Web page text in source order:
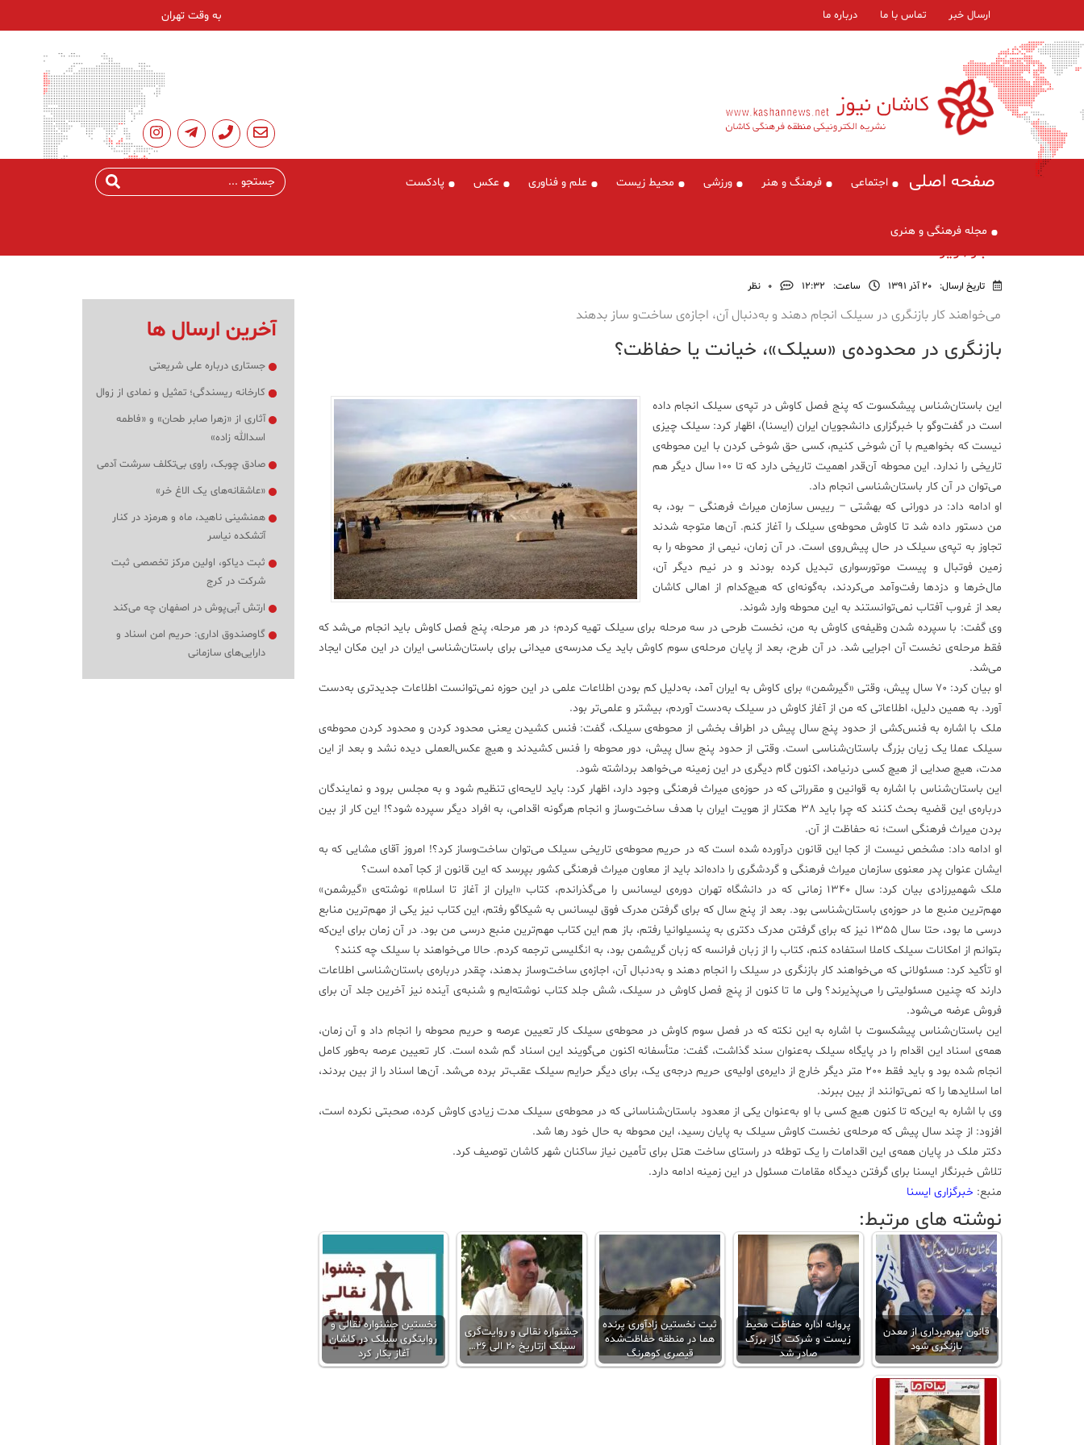
ارسال خبر تماس با ما درباره ما به وقت تهران
صفحه اصلی اجتماعی فرهنگ و هنر ورزشی محیط زیست علم و فناوری عکس پادکست
مجله فرهنگی و هنری
اخبار , ویژه
تاریخ ارسال: 20 آذر 1391 ساعت: ۱۲:۳۲ 0 نظر
می‌خواهند کار بازنگری در سیلک انجام دهند و به‌دنبال آن، اجازه‌ی ساخت‌و ساز بدهند
بازنگری در محدوده‌ی «سیلک»، خیانت یا حفاظت؟
این باستان‌شناس پیشکسوت که پنج فصل کاوش در تپه‌ی سیلک انجام داده
است در گفت‌وگو با خبرگزاری دانشجویان ایران (ایسنا)، اظهار کرد: سیلک چیزی
نیست که بخواهیم با آن شوخی کنیم، کسی حق شوخی کردن با این محوطه‌ی
تاریخی را ندارد. این محوطه آن‌قدر اهمیت تاریخی دارد که تا 100 سال دیگر هم
می‌توان در آن کار باستان‌شناسی انجام داد.
او ادامه داد: در دورانی که بهشتی – رییس سازمان میراث فرهنگی – بود، به
من دستور داده شد تا کاوش محوطه‌ی سیلک را آغاز کنم. آن‌ها متوجه شدند
تجاوز به تپه‌ی سیلک در حال پیش‌روی است. در آن زمان، نیمی از محوطه را به
زمین فوتبال و پیست موتورسواری تبدیل کرده بودند و در نیم دیگر آن،
مال‌خرها و دزدها رفت‌وآمد می‌کردند، به‌گونه‌ای که هیچ‌کدام از اهالی کاشان
بعد از غروب آفتاب نمی‌توانستند به این محوطه وارد شوند.
وی گفت: با سپرده شدن وظیفه‌ی کاوش به من، نخست طرحی در سه مرحله برای سیلک تهیه کردم؛ در هر مرحله، پنج فصل کاوش باید انجام می‌شد که
فقط مرحله‌ی نخست آن اجرایی شد. در آن طرح، بعد از پایان مرحله‌ی سوم کاوش باید یک مدرسه‌ی میدانی برای باستان‌شناسی ایران در این مکان ایجاد
می‌شد.
او بیان کرد: 70 سال پیش، وقتی «گیرشمن» برای کاوش به ایران آمد، به‌دلیل کم بودن اطلاعات علمی در این حوزه نمی‌توانست اطلاعات جدیدتری به‌دست
آورد. به همین دلیل، اطلاعاتی که من از آغاز کاوش در سیلک به‌دست آوردم، بیشتر و علمی‌تر بود.
ملک با اشاره به فنس‌کشی از حدود پنج سال پیش در اطراف بخشی از محوطه‌ی سیلک، گفت: فنس کشیدن یعنی محدود کردن و محدود کردن محوطه‌ی
سیلک عملا یک زیان بزرگ باستان‌شناسی است. وقتی از حدود پنج سال پیش، دور محوطه را فنس کشیدند و هیچ عکس‌العملی دیده نشد و بعد از این
مدت، هیچ صدایی از هیچ کسی درنیامد، اکنون گام دیگری در این زمینه می‌خواهد برداشته شود.
این باستان‌شناس با اشاره به قوانین و مقرراتی که در حوزه‌ی میراث فرهنگی وجود دارد، اظهار کرد: باید لایحه‌ای تنظیم شود و به مجلس برود و نمایندگان
درباره‌ی این قضیه بحث کنند که چرا باید 38 هکتار از هویت ایران با هدف ساخت‌وساز و انجام هرگونه اقدامی، به افراد دیگر سپرده شود؟! این کار از بین
بردن میراث فرهنگی است؛ نه حفاظت از آن.
او ادامه داد: مشخص نیست از کجا این قانون درآورده شده است که در حریم محوطه‌ی تاریخی سیلک می‌توان ساخت‌وساز کرد؟! امروز آقای مشایی که به
ایشان عنوان پدر معنوی سازمان میراث فرهنگی و گردشگری را داده‌اند باید از معاون میراث فرهنگی کشور بپرسد که این قانون از کجا آمده است؟
ملک شهمیرزادی بیان کرد: سال 1340 زمانی که در دانشگاه تهران دوره‌ی لیسانس را می‌گذراندم، کتاب «ایران از آغاز تا اسلام» نوشته‌ی «گیرشمن»
مهم‌ترین منبع ما در حوزه‌ی باستان‌شناسی بود. بعد از پنج سال که برای گرفتن مدرک فوق لیسانس به شیکاگو رفتم، این کتاب نیز یکی از مهم‌ترین منابع
درسی ما بود، حتا سال 1355 نیز که برای گرفتن مدرک دکتری به پنسیلوانیا رفتم، باز هم این کتاب مهم‌ترین منبع درسی من بود. در آن زمان برای این‌که
بتوانم از امکانات سیلک کاملا استفاده کنم، کتاب را از زبان فرانسه که زبان گریشمن بود، به انگلیسی ترجمه کردم. حالا می‌خواهند با سیلک چه کنند؟
او تأکید کرد: مسئولانی که می‌خواهند کار بازنگری در سیلک را انجام دهند و به‌دنبال آن، اجازه‌ی ساخت‌وساز بدهند، چقدر درباره‌ی باستان‌شناسی اطلاعات
دارند که چنین مسئولیتی را می‌پذیرند؟ ولی ما تا کنون از پنج فصل کاوش در سیلک،‌ شش جلد کتاب نوشته‌ایم و شنبه‌ی آینده نیز آخرین جلد آن برای
فروش عرضه می‌شود.
این باستان‌شناس پیشکسوت با اشاره به این نکته که در فصل سوم کاوش در محوطه‌ی سیلک کار تعیین عرصه و حریم محوطه را انجام داد و آن زمان،
همه‌ی اسناد این اقدام را در پایگاه سیلک به‌عنوان سند گذاشت، گفت: متأسفانه اکنون می‌گویند این اسناد گم شده است. کار تعیین عرصه به‌طور کامل
انجام شده بود و باید فقط 200 متر دیگر خارج از دایره‌ی اولیه‌ی حریم درجه‌ی یک، برای دیگر حرایم سیلک عقب‌تر برده می‌شد. آن‌ها اسناد را از بین بردند،
اما اسلاید‌ها را که نمی‌توانند از بین ببرند.
وی با اشاره به این‌که تا کنون هیچ کسی با او به‌عنوان یکی از معدود باستان‌شناسانی که در محوطه‌ی سیلک مدت زیادی کاوش کرده، صحبتی نکرده است،
افزود: از چند سال پیش که مرحله‌ی نخست کاوش سیلک به پایان رسید، این محوطه به حال خود رها شد.
دکتر ملک در پایان همه‌ی این اقدامات را یک توطئه در راستای ساخت هتل برای تأمین نیاز ساکنان شهر کاشان توصیف کرد.
تلاش خبرنگار ایسنا برای گرفتن دیدگاه مقامات مسئول در این زمینه ادامه دارد.
منبع: خبرگزاری ایسنا
نوشته های مرتبط:
قانون بهره‌برداری از معدن
بازنگری شود
پروانه اداره حفاظت محیط
زیست و شرکت گاز برزک
صادر شد
ثبت نخستین زادآوری پرنده
هما در منطقه حفاظت‌شده
قیصری کوهرنگ
جشنواره نقالی و روایت‌گری
سیلک ازتاریخ ۲۰ الی ۲۶…
نخستین جشنواره نقالی و
روایتگری سیلک در کاشان
آغاز بکار کرد
آخرین ارسال ها
جستاری درباره علی شریعتی
کارخانه ریسندگی؛ تمثیل و نمادی از زوال
آثاری از «زهرا صابر طحان» و «فاطمه
اسدالله زاده»
صادق چوبک، راوی بی‌تکلف سرشت آدمی
«عاشقانه‌های یک الاغ خر»
همنشینی ناهید، ماه و هرمزد در کنار
آتشکده نیاسر
ثبت دیاکو، اولین مرکز تخصصی ثبت
شرکت در کرج
ارتش آبی‌پوش در اصفهان چه می‌کند
گاوصندوق اداری: حریم امن اسناد و
دارایی‌های سازمانی